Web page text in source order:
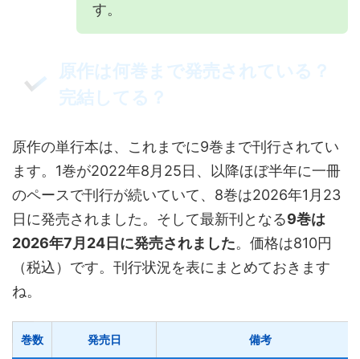
す。
原作は何巻まで発売されている？
完結してる？
原作の単行本は、これまでに9巻まで刊行されてい
ます。1巻が2022年8月25日、以降ほぼ半年に一冊
のペースで刊行が続いていて、8巻は2026年1月23
日に発売されました。そして最新刊となる9巻は
2026年7月24日に発売されました。価格は810円
（税込）です。刊行状況を表にまとめておきます
ね。
巻数 発売日 備考